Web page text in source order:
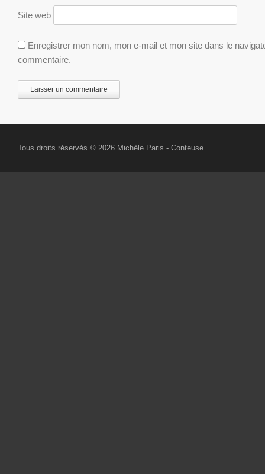
Site web
Enregistrer mon nom, mon e-mail et mon site dans le
commentaire.
Tous droits réservés © 2026 Michèle Paris - Conteuse.